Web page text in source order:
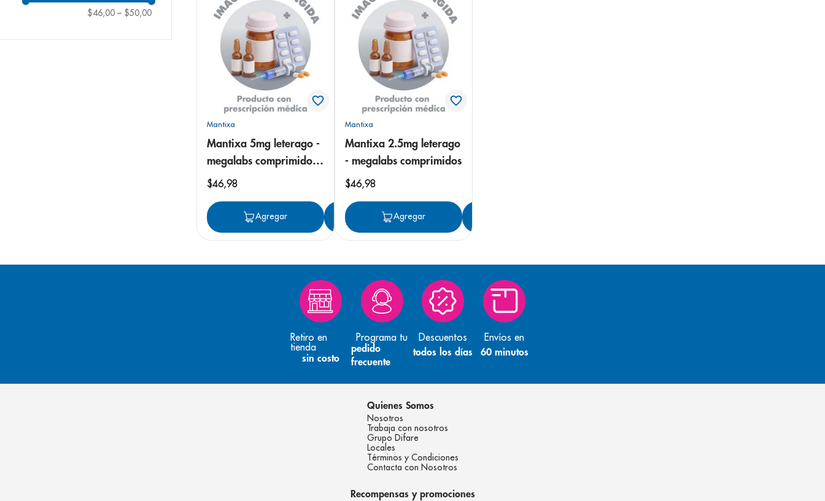
$46,00 – $50,00
Mantixa
Mantixa 5mg leterago -
megalabs comprimidos
recubiertos
$46,98
Agregar Agregar
Mantixa
Mantixa 2.5mg leterago
- megalabs comprimidos
$46,98
Agregar
Retiro en
tienda
sin costo
Programa tu
pedido
frecuente
Descuentos
todos los días
Envíos en
60 minutos
Quienes Somos
Nosotros
Trabaja con nosotros
Grupo Difare
Locales
Términos y Condiciones
Contacta con Nosotros
Recompensas y promociones